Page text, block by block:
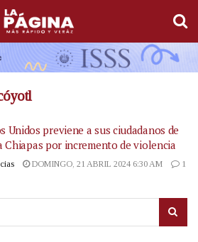
Unidos previene a sus ciudadanos de
Chiapas por incremento de violencia
DOMINGO, 21 ABRIL 2024 6:30 AM 1